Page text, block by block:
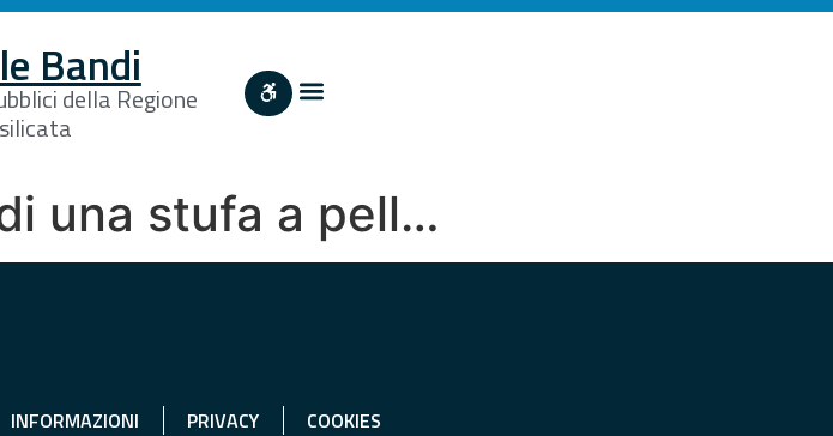
Bandi
della Regione
una stufa a pell…
INFORMAZIONI PRIVACY COOKIES